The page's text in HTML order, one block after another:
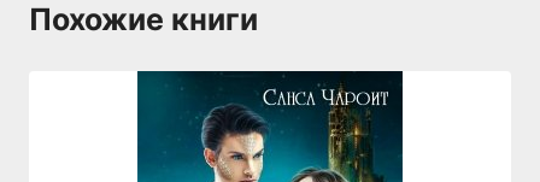
Похожие книги